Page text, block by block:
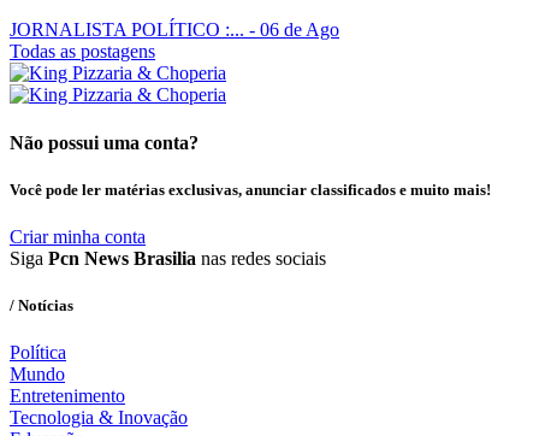
JORNALISTA POLÍTICO :... - 06 de Ago
Todas as postagens
Não possui uma conta?
Você pode ler matérias exclusivas, anunciar classificados e muito mais!
Criar minha conta
Siga Pcn News Brasilia nas redes sociais
/ Notícias
Política
Mundo
Entretenimento
Tecnologia & Inovação